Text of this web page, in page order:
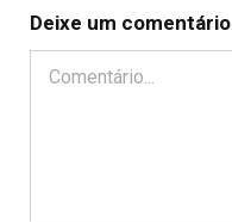
Deixe um comentário
Comentário